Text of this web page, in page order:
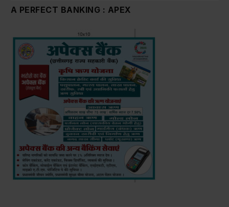
A PERFECT BANKING : APEX